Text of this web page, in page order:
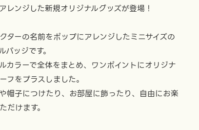
レンジした新規オリジナルグッズが登場！
ターの名前をポップにアレンジしたミニサイズの
バッジです。
カラーで全体をまとめ、ワンポイントにオリジナ
フをプラスしました。
帽子につけたり、お部屋に飾ったり、自由にお楽
だけます。